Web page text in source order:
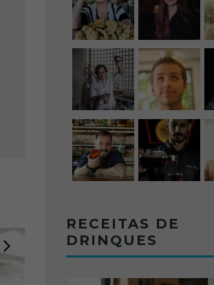
RECEITAS DE
DRINQUES